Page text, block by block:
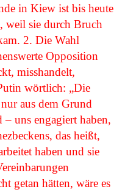
in Kiew ist bis heute
weil sie durch Bruch
2. Die Wahl
Opposition
misshandelt,
wörtlich: „Die
aus dem Grund
uns engagiert haben,
das heißt,
haben und sie
getan hätten, wäre es